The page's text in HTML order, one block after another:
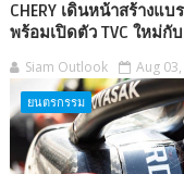
CHERY เดินหน้าสร้างแ
พร้อมเปิดตัว TVC ใหม่กั
Siam Outlook Aug
ยนตรกรรม